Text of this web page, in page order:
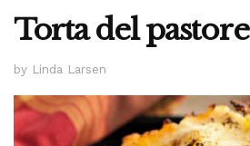
Torta del pastore
by Linda Larsen